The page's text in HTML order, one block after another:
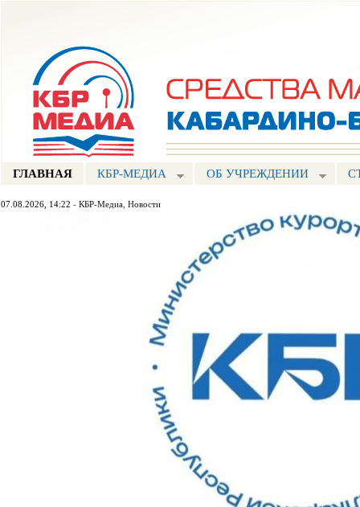
ГЛАВНАЯ КБР-МЕДИА ОБ УЧРЕЖДЕНИИ
07.08.2026, 14:22 - КБР-Медиа Новости